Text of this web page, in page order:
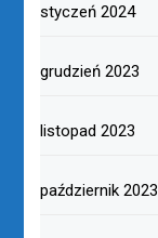
styczeń 2024
grudzień 2023
listopad 2023
październik 2023